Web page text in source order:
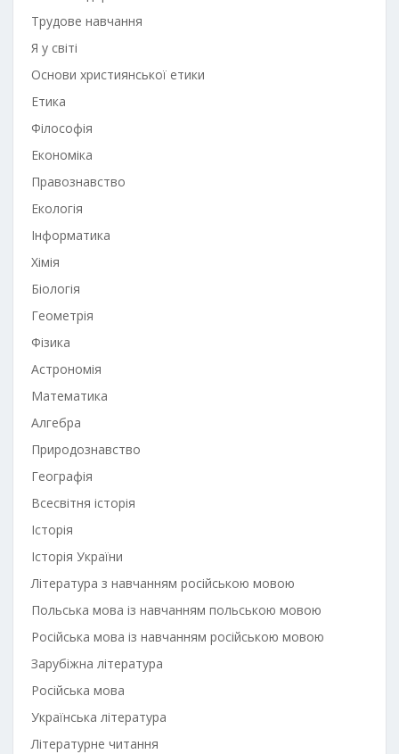
Трудове навчання
Я у світі
Основи християнської етики
Етика
Філософія
Економіка
Правознавство
Екологія
Інформатика
Хімія
Біологія
Геометрія
Фізика
Астрономія
Математика
Алгебра
Природознавство
Географія
Всесвітня історія
Історія
Історія України
Література з навчанням російською мовою
Польська мова із навчанням польською мовою
Російська мова із навчанням російською мовою
Зарубіжна література
Російська мова
Українська література
Літературне читання